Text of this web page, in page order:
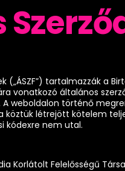
(„ÁSZF”) tartalmazzák a
vonatkozó általános
weboldalon történő
köztük létrejött kötelem
kódexre nem utal.
Korlátolt Felelősségű